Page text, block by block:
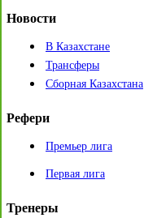
Новости
В Казахстане
Трансферы
Сборная Казахстана
Рефери
Премьер лига
Первая лига
Тренеры